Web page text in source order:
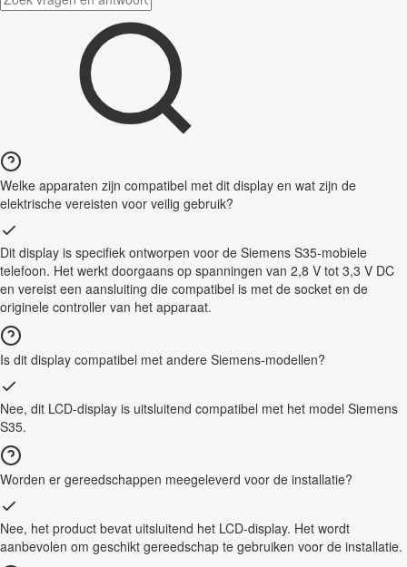
Welke apparaten zijn compatibel met dit display en wat zijn de
elektrische vereisten voor veilig gebruik?
Dit display is specifiek ontworpen voor de Siemens S35-mobiele
telefoon. Het werkt doorgaans op spanningen van 2,8 V tot 3,3 V DC
en vereist een aansluiting die compatibel is met de socket en de
originele controller van het apparaat.
Is dit display compatibel met andere Siemens-modellen?
Nee, dit LCD-display is uitsluitend compatibel met het model Siemens
S35.
Worden er gereedschappen meegeleverd voor de installatie?
Nee, het product bevat uitsluitend het LCD-display. Het wordt
aanbevolen om geschikt gereedschap te gebruiken voor de installatie.